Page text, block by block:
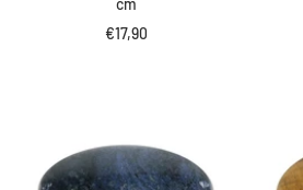
cm
Angebotspreis
€17,90